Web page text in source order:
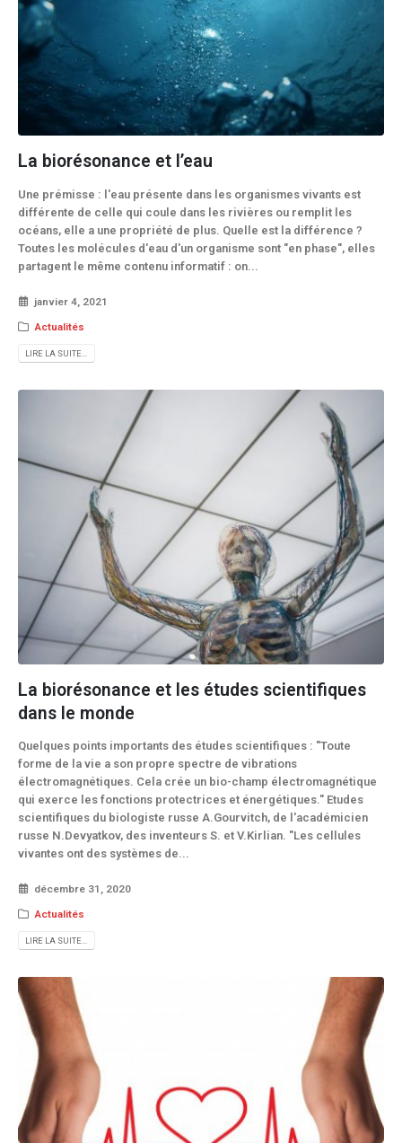
La biorésonance et l’eau
Une prémisse : l'eau présente dans les organismes vivants est
différente de celle qui coule dans les rivières ou remplit les
océans, elle a une propriété de plus. Quelle est la différence ?
Toutes les molécules d'eau d'un organisme sont "en phase", elles
partagent le même contenu informatif : on...
janvier 4, 2021
Actualités
LIRE LA SUITE...
La biorésonance et les études scientifiques
dans le monde
Quelques points importants des études scientifiques : "Toute
forme de la vie a son propre spectre de vibrations
électromagnétiques. Cela crée un bio-champ électromagnétique
qui exerce les fonctions protectrices et énergétiques." Etudes
scientifiques du biologiste russe A.Gourvitch, de l'académicien
russe N.Devyatkov, des inventeurs S. et V.Kirlian. "Les cellules
vivantes ont des systèmes de...
décembre 31, 2020
Actualités
LIRE LA SUITE...